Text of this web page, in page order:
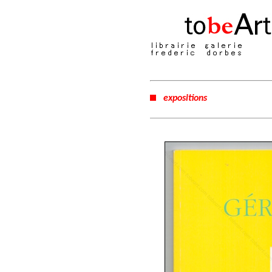
expositions